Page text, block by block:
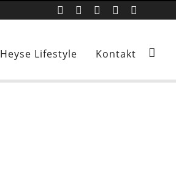
Heyse Lifestyle Kontakt